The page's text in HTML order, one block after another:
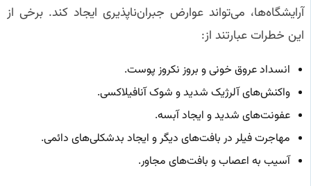
آرایشگاه‌ها، می‌تواند عوارض جبران‌ناپذیری ایجاد کند. برخی از
این خطرات عبارتند از:
انسداد عروق خونی و بروز نکروز پوست.
واکنش‌های آلرژیک شدید و شوک آنافیلاکسی.
عفونت‌های شدید و ایجاد آبسه.
مهاجرت فیلر در بافت‌های دیگر و ایجاد بدشکلی‌های دائمی.
آسیب به اعصاب و بافت‌های مجاور.